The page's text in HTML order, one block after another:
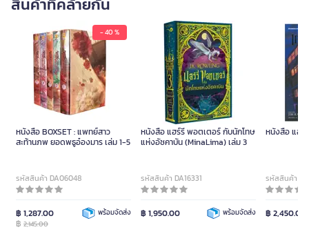
- 40 %
หนังสือ BOXSET : แพทย์สาว
สะท้านภพ ยอดพธูอ๋องมาร เล่ม 1-5
รหัสสินค้า DA06048
฿ 1,287.00
฿ 2,145.00
พร้อมจัดส่ง
หนังสือ แฮร์รี่ พอตเตอร์ กับนักโทษ
แห่งอัซคาบัน (MinaLima) เล่ม 3
รหัสสินค้า DA16331
฿ 1,950.00 พร้อมจัดส่ง
หนังสือ แฮร์
รหัสสินค้า
฿ 2,450.00